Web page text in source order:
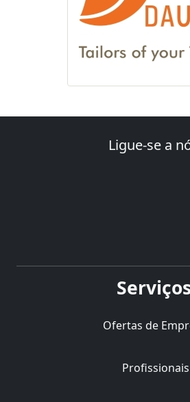
Ligue-se a
Ofertas de
Profissionais